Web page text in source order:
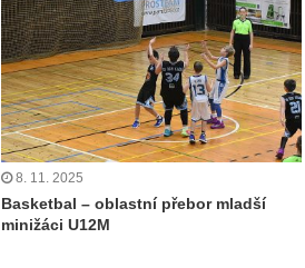
8. 11. 2025
Basketbal – oblastní přebor mladší
minižáci U12M